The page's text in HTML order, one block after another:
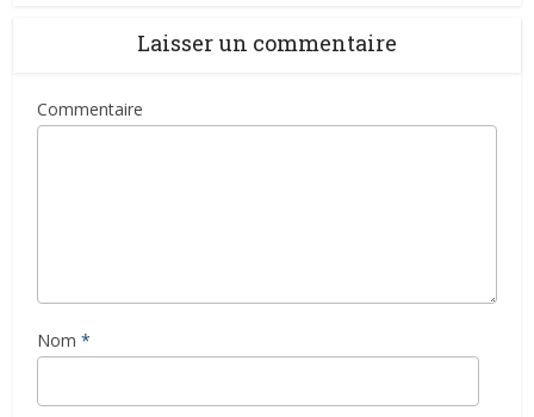
Laisser un commentaire
Commentaire
Nom *